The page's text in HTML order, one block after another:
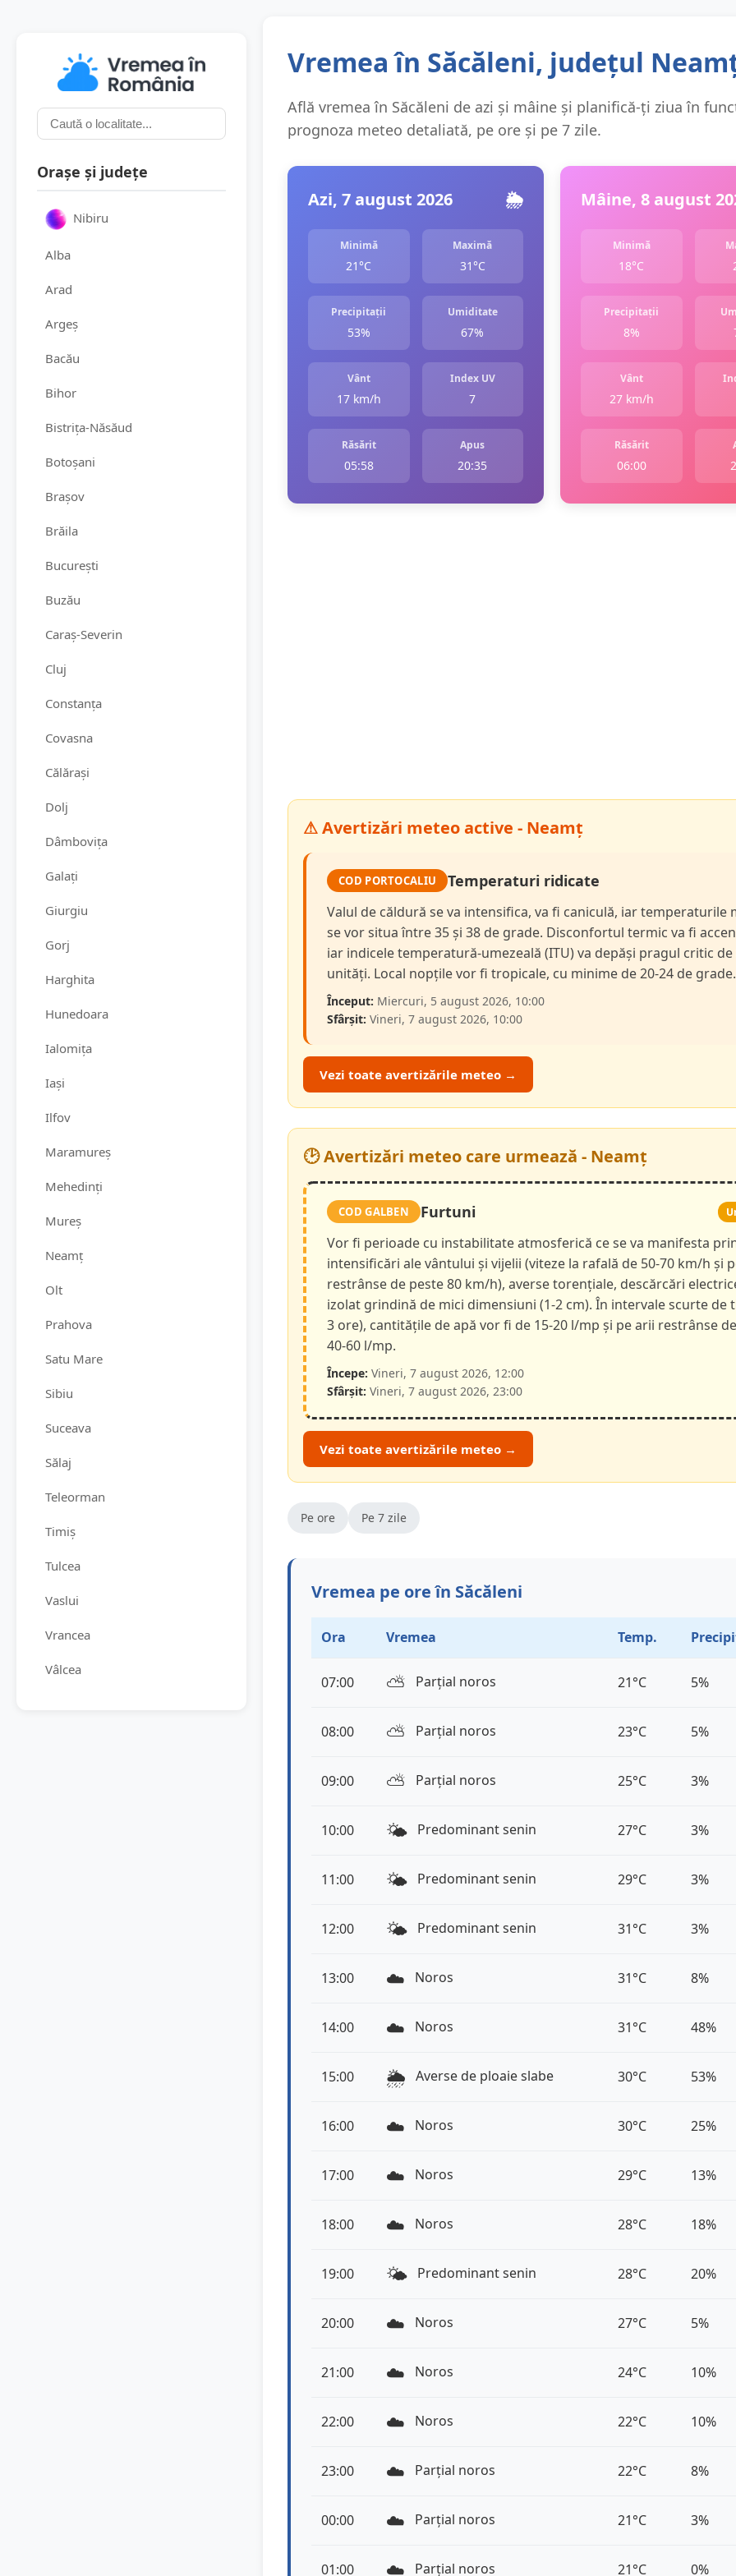
Orașe și județe
Nibiru
Alba
Arad
Argeș
Bacău
Bihor
Bistrița-Năsăud
Botoșani
Brașov
Brăila
București
Buzău
Caraș-Severin
Cluj
Constanța
Covasna
Călărași
Dolj
Dâmbovița
Galați
Giurgiu
Gorj
Harghita
Hunedoara
Ialomița
Iași
Ilfov
Maramureș
Mehedinți
Mureș
Neamț
Olt
Prahova
Satu Mare
Sibiu
Suceava
Sălaj
Teleorman
Timiș
Tulcea
Vaslui
Vrancea
Vâlcea
Vremea în Săcăleni, județul
Află vremea în Săcăleni de azi și mâine și planifică-ți ziua în
prognoza meteo detaliată, pe ore și pe 7 zile.
Azi, 7 august 2026 🌦️
Minimă
21°C
Maximă
31°C
Precipitații
53%
Umiditate
67%
Vânt
17 km/h
Index UV
7
Răsărit
05:58
Apus
20:35
Mâine, 8 august
Minimă
18°C
Precipitații
8%
Vânt
27 km/h
Răsărit
06:00
⚠ Avertizări meteo active - Neamț
COD PORTOCALIU Temperaturi ridicate
Valul de căldură se va intensifica, va fi caniculă, iar temperaturile
se vor situa între 35 și 38 de grade. Disconfortul termic va fi
iar indicele temperatură-umezeală (ITU) va depăși pragul critic de
unități. Local nopțile vor fi tropicale, cu minime de 20-24 de grade.
Început: Miercuri, 5 august 2026, 10:00
Sfârșit: Vineri, 7 august 2026, 10:00
Vezi toate avertizările meteo →
🕑 Avertizări meteo care urmează - Neamț
COD GALBEN Furtuni
Vor fi perioade cu instabilitate atmosferică ce se va manifesta
intensificări ale vântului și vijelii (viteze la rafală de 50-70 km/h și
restrânse de peste 80 km/h), averse torențiale, descărcări
izolat grindină de mici dimensiuni (1-2 cm). În intervale scurte de
3 ore), cantitățile de apă vor fi de 15-20 l/mp și pe arii restrânse
40-60 l/mp.
Începe: Vineri, 7 august 2026, 12:00
Sfârșit: Vineri, 7 august 2026, 23:00
Vezi toate avertizările meteo →
Pe ore Pe 7 zile
Vremea pe ore în Săcăleni
Ora Vremea Temp.
07:00 ⛅️ Parțial noros 21°C 5%
08:00 ⛅️ Parțial noros 23°C 5%
09:00 ⛅️ Parțial noros 25°C 3%
10:00 🌤️ Predominant senin 27°C 3%
11:00 🌤️ Predominant senin 29°C 3%
12:00 🌤️ Predominant senin 31°C 3%
13:00 ☁️ Noros 31°C 8%
14:00 ☁️ Noros 31°C 48%
15:00 🌦️ Averse de ploaie slabe 30°C 53%
16:00 ☁️ Noros 30°C 25%
17:00 ☁️ Noros 29°C 13%
18:00 ☁️ Noros 28°C 18%
19:00 🌤️ Predominant senin 28°C 20%
20:00 ☁️ Noros 27°C 5%
21:00 ☁️ Noros 24°C 10%
22:00 ☁️ Noros 22°C 10%
23:00 ☁️ Parțial noros 22°C 8%
00:00 ☁️ Parțial noros 21°C 3%
01:00 ☁️ Parțial noros 21°C 0%